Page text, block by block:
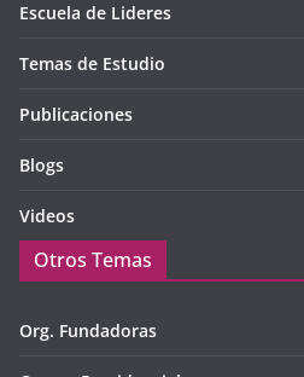
Escuela de Lideres
Temas de Estudio
Publicaciones
Blogs
Videos
Otros Temas
Org. Fundadoras